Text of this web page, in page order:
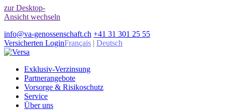
zur Desktop-
Ansicht wechseln
info@va-genossenschaft.ch +41 31 301 25 55
Versicherten LoginFrançais | Deutsch
Exklusiv-Verzinsung
Partnerangebote
Vorsorge & Risikoschutz
Service
Über uns